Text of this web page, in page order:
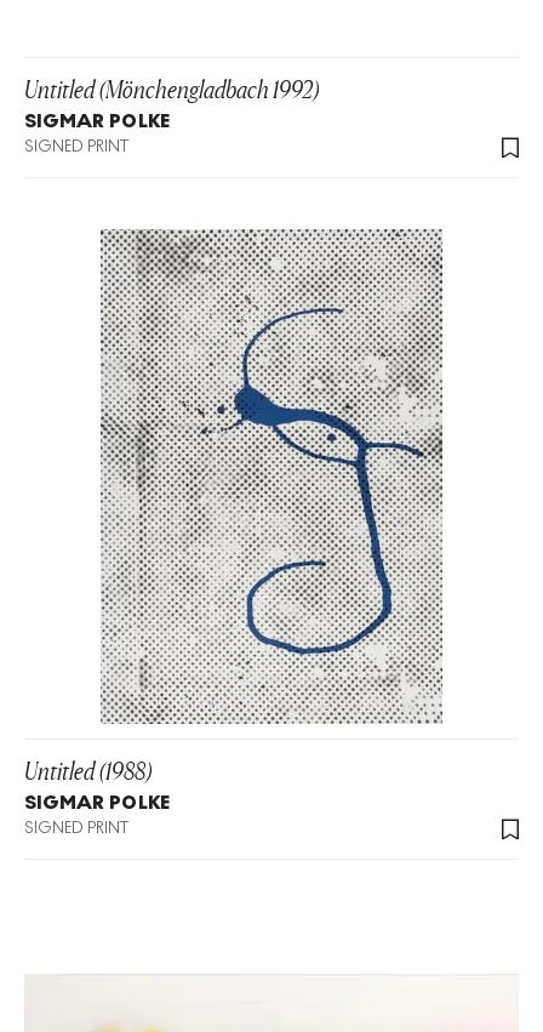
Untitled (Mönchengladbach 1992)
SIGMAR POLKE
SIGNED PRINT
Untitled (1988)
SIGMAR POLKE
SIGNED PRINT